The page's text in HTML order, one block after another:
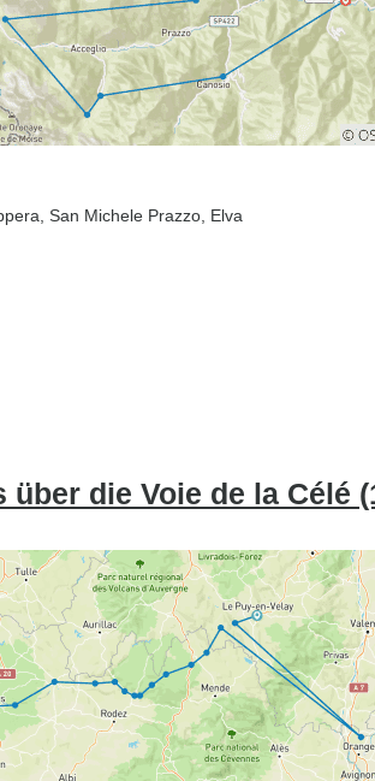
, San Michele Prazzo , Elva
die Voie de la Célé